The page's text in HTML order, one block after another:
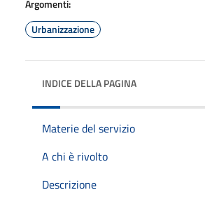
Argomenti:
Urbanizzazione
INDICE DELLA PAGINA
Materie del servizio
A chi è rivolto
Descrizione